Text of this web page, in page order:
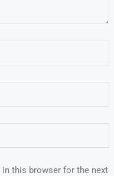
in this browser for the next